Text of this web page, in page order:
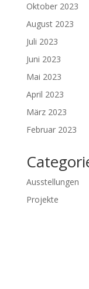
Oktober 2023
August 2023
Juli 2023
Juni 2023
Mai 2023
April 2023
März 2023
Februar 2023
Ausstellungen
Projekte